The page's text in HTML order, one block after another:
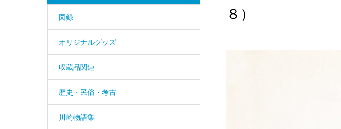
８）
図録
オリジナルグッズ
収蔵品関連
歴史・民俗・考古
川崎物語集